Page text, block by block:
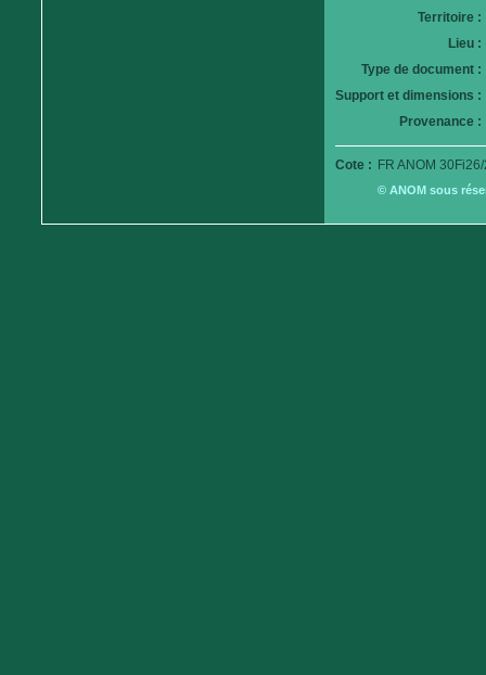
Territoire :
Lieu :
Type de document :
Support et dimensions :
Provenance :
Cote : FR ANOM
© ANOM sous